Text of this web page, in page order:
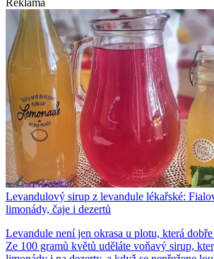
Levandulový sirup z levandule lékařské:
limonády, čaje i dezertů
Levandule není jen okrasa u plotu, která
Ze 100 gramů květů uděláte voňavý sirup,